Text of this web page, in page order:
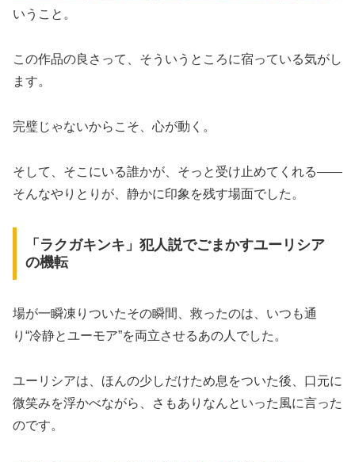
いうこと。
この作品の良さって、そういうところに宿っている気がし
ます。
完璧じゃないからこそ、心が動く。
そして、そこにいる誰かが、そっと受け止めてくれる——
そんなやりとりが、静かに印象を残す場面でした。
「ラクガキンキ」犯人説でごまかすユーリシア
の機転
場が一瞬凍りついたその瞬間、救ったのは、いつも通
り“冷静とユーモア”を両立させるあの人でした。
ユーリシアは、ほんの少しだけため息をついた後、口元に
微笑みを浮かべながら、さもありなんといった風に言った
のです。